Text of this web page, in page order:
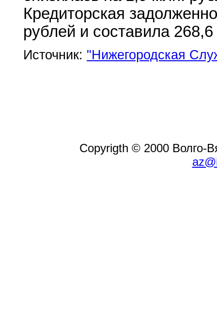
Кредиторская
рублей и составила
Источник: "Нижегородская
Copyrigth © 2000 Волго-